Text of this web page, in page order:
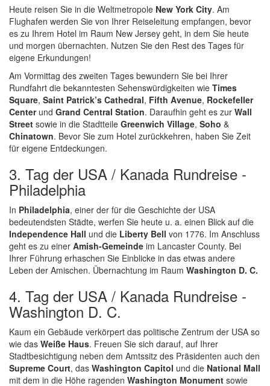
Heute reisen Sie in die Weltmetropole New York City. Am
Flughafen werden Sie von Ihrer Reiseleitung empfangen, bevor
es zu Ihrem Hotel im Raum New Jersey geht, in dem Sie heute
und morgen übernachten. Nutzen Sie den Rest des Tages für
eigene Erkundungen!
Am Vormittag des zweiten Tages bewundern Sie bei Ihrer
Rundfahrt die bekanntesten Sehenswürdigkeiten wie Times
Square, Saint Patrick’s Cathedral, Fifth Avenue, Rockefeller
Centerund Grand Central Station. Daraufhin geht es zur Wall
Street sowie in die Stadtteile Greenwich Village, Soho &
Chinatown. Bevor Sie zum Hotel zurückkehren, haben Sie Zeit
für eigene Entdeckungen.
3. Tag der USA / Kanada Rundreise -
Philadelphia
In Philadelphia, einer der für die Geschichte der USA
bedeutendsten Städte, werfen Sie heute u. a. einen Blick auf die
Independence Hall und die Liberty Bell von 1776. Im Anschluss
geht es zu einer Amish-Gemeinde im Lancaster County. Bei
Ihrer Führung erhaschen Sie Einblicke in das etwas andere
Leben der Amischen. Übernachtung im Raum Washington D. C.
4. Tag der USA / Kanada Rundreise -
Washington D. C.
Kaum ein Gebäude verkörpert das politische Zentrum der USA so
wie das Weiße Haus. Freuen Sie sich darauf, auf Ihrer
Stadtbesichtigung neben dem Amtssitz des Präsidenten auch den
Supreme Court, das Washington Capitol und die National Mall
mit dem in die Höhe ragenden Washington Monument sowie